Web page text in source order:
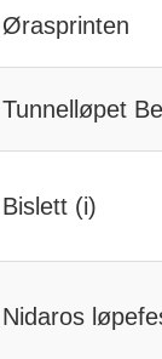
Ørasprinten
Tunnelløpet
Bislett (i)
Nidaros